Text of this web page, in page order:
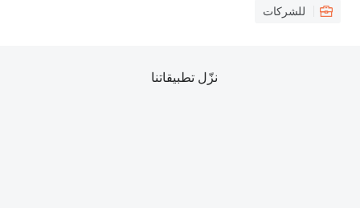
للشركات
نزّل تطبيقاتنا